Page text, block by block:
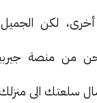
أخرى، لكن
من منصة
سلعتك الى